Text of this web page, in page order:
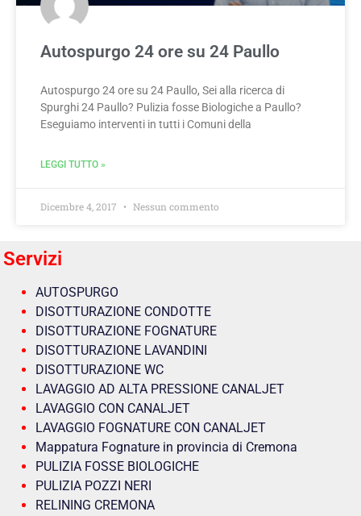
Autospurgo 24 ore su 24 Paullo
Autospurgo 24 ore su 24 Paullo, Sei alla ricerca di
Spurghi 24 Paullo? Pulizia fosse Biologiche a Paullo?
Eseguiamo interventi in tutti i Comuni della
LEGGI TUTTO »
Dicembre 4, 2017 Nessun commento
Servizi
AUTOSPURGO
DISOTTURAZIONE CONDOTTE
DISOTTURAZIONE FOGNATURE
DISOTTURAZIONE LAVANDINI
DISOTTURAZIONE WC
LAVAGGIO AD ALTA PRESSIONE CANALJET
LAVAGGIO CON CANALJET
LAVAGGIO FOGNATURE CON CANALJET
Mappatura Fognature in provincia di Cremona
PULIZIA FOSSE BIOLOGICHE
PULIZIA POZZI NERI
RELINING CREMONA